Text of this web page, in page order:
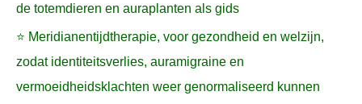
de totemdieren en auraplanten als gids
⭐ Meridianentijdtherapie, voor gezondheid en welzijn,
zodat identiteitsverlies, auramigraine en
vermoeidheidsklachten weer genormaliseerd kunnen